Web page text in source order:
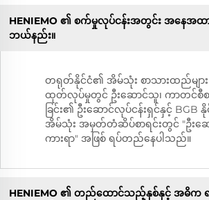
HENIEMO ၏ စက်မှုလုပ်ငန်းအတွင်း အနေအထ
ဘယ်နည်း။
တရုတ်နိုင်ငံ၏ အိမ်သုံး စာသားထည်များ
ထုတ်လုပ်မှုတွင် ဦးဆောင်သူ၊ ကာတင်စီစ
ခြင်း၏ ဦးဆောင်လုပ်ငန်းရှင်နှင့် BGB နိုင်
အိမ်သုံး အမှတ်တံဆိပ်စာရင်းတွင် "ဦးဆ
ကားရာ" အဖြစ် ရပ်တည်နေပါသည်။
HENIEMO ၏ တည်ထောင်သည့်နှစ်နှင့် အဓိက